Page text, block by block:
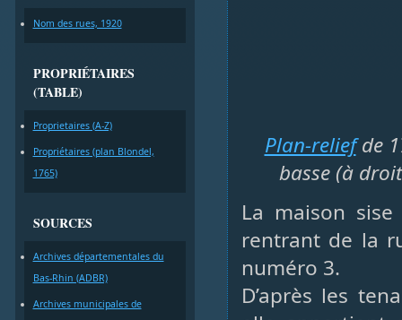
Nom des rues, 1920
PROPRIÉTAIRES
(TABLE)
Proprietaires (A-Z)
Propriétaires (plan Blondel,
1765)
SOURCES
Archives départementales du
Bas-Rhin (ADBR)
Archives municipales de
Plan-reliefde
basse (à
La maison
rentrant de la
numéro 3.
D’après les